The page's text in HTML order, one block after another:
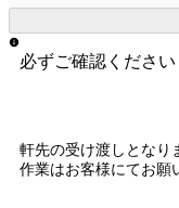
必ずご確認ください
軒先の受け渡しとなり
作業はお客様にてお願